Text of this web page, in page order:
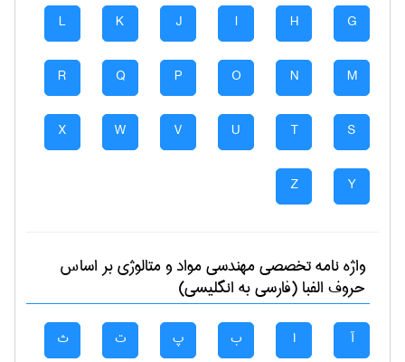
G
H
I
J
K
L
M
N
O
P
Q
R
S
T
U
V
W
X
Y
Z
واژه نامه تخصصیمهندسی مواد و متالوژیبر اساس
حروف الفبا (فارسی به انگلیسی)
آ ا ب پ ت ث